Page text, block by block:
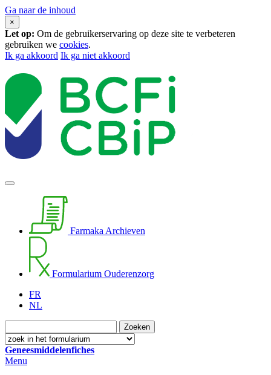
Ga naar de inhoud
×
Let op: Om de gebruikerservaring op deze site te verbeteren
gebruiken we cookies.
Ik ga akkoord Ik ga niet akkoord
Farmaka Archieven
Formularium Ouderenzorg
FR
NL
Geneesmiddelenfiches
Menu